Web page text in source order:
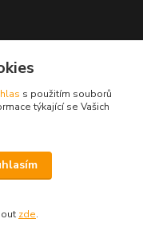
s použitím souborů
týkající se Vašich
zde.